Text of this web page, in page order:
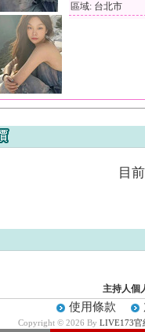
區域: 台北市
目
主持人個
使用條款
Copyright © 2026 By LIVE173官